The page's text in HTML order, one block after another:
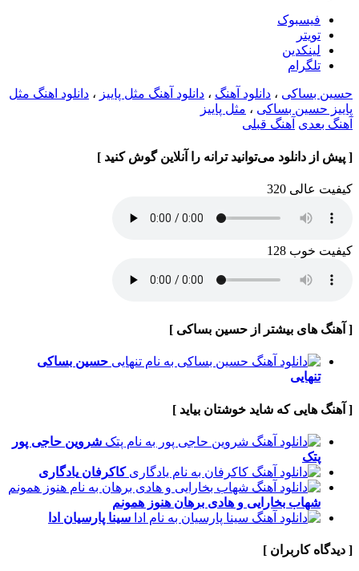
فيسبوک
تويتر
لینکدین
تلگرام
حسین بساکی ، دانلود آهنگ ، دانلود آهنگ مثل پاییز ، دانلود اهنگ مثل
پاییز حسین بساکی ، مثل پاییز
آهنگ بعدی آهنگ قبلی
[ پیش از دانلود می‌توانید ترانه را آنلاین گوش کنید ]
کیفیت عالی 320
کیفیت خوب 128
[ آهنگ های بیشتر از حسین بساکی ]
حسین بساکی
تنهایی
[ آهنگ هایی که شاید خوشتان بیاید ]
شروین حاجی پور
پتک
کاکرفان یادگاری
شهاب بخارایی و هادی برهان هنوز همونم
سینا پارسیان ادا
[ دیدگاه کاربران ]